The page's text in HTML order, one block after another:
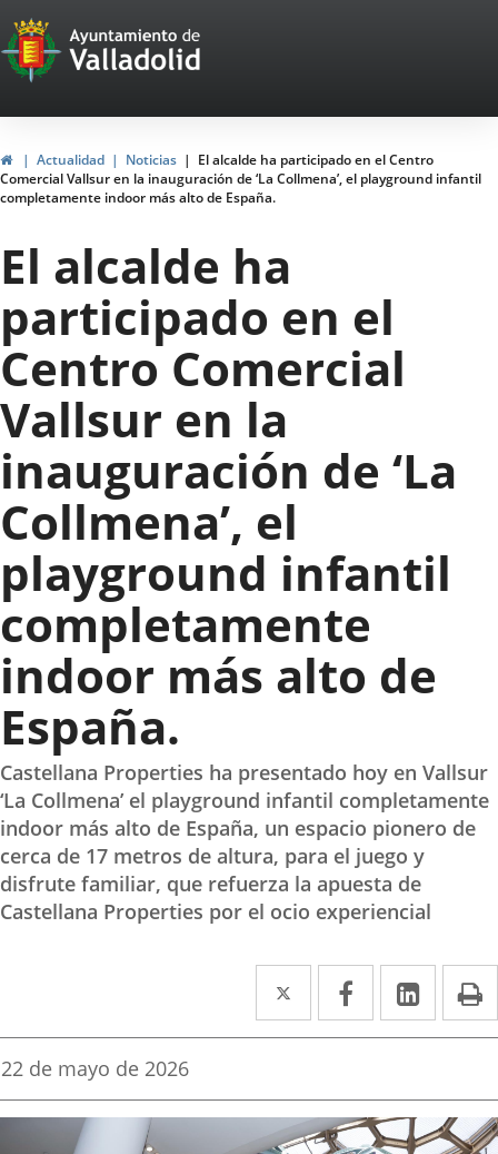
Portal
Web
del
Ayuntamiento
de
Valladolid
InicioActualidad Noticias
El alcalde ha participado en el Centro
Comercial Vallsur en la inauguración de ‘La Collmena’, el playground infantil
completamente indoor más alto de España.
El alcalde ha
participado en el
Centro Comercial
Vallsur en la
inauguración de ‘La
Collmena’, el
playground infantil
completamente
indoor más alto de
España.
Castellana Properties ha presentado hoy en Vallsur
‘La Collmena’ el playground infantil completamente
indoor más alto de España, un espacio pionero de
cerca de 17 metros de altura, para el juego y
disfrute familiar, que refuerza la apuesta de
Castellana Properties por el ocio experiencial
Twitter
Enlace
a
aplicación
externa.
Facebook
Enlace
a
aplicación
externa.
Enlace
a
Fecha
la
22 de mayo de 2026